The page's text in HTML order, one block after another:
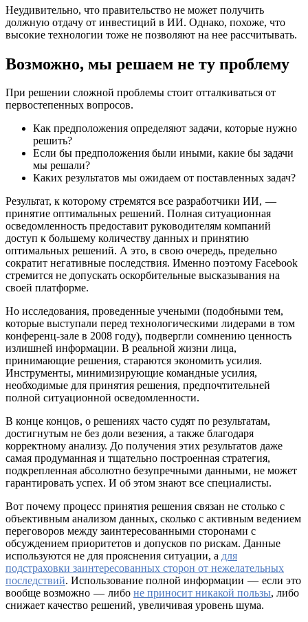
Неудивительно, что правительство не может получить
должную отдачу от инвестиций в ИИ. Однако, похоже, что
высокие технологии тоже не позволяют на нее рассчитывать.
Возможно, мы решаем не ту проблему
При решении сложной проблемы стоит отталкиваться от
первостепенных вопросов.
Как предположения определяют задачи, которые нужно
решить?
Если бы предположения были иными, какие бы задачи
мы решали?
Каких результатов мы ожидаем от поставленных задач?
Результат, к которому стремятся все разработчики ИИ, —
принятие оптимальных решений. Полная ситуационная
осведомленность предоставит руководителям компаний
доступ к большему количеству данных и принятию
оптимальных решений. А это, в свою очередь, предельно
сократит негативные последствия. Именно поэтому Facebook
стремится не допускать оскорбительные высказывания на
своей платформе.
Но исследования, проведенные учеными (подобными тем,
которые выступали перед технологическими лидерами в том
конференц-зале в 2008 году), подвергли сомнению ценность
излишней информации. В реальной жизни лица,
принимающие решения, стараются экономить усилия.
Инструменты, минимизирующие командные усилия,
необходимые для принятия решения, предпочтительней
полной ситуационной осведомленности.
В конце концов, о решениях часто судят по результатам,
достигнутым не без доли везения, а также благодаря
корректному анализу. До получения этих результатов даже
самая продуманная и тщательно построенная стратегия,
подкрепленная абсолютно безупречными данными, не может
гарантировать успех. И об этом знают все специалисты.
Вот почему процесс принятия решения связан не столько с
объективным анализом данных, сколько с активным ведением
переговоров между заинтересованными сторонами с
обсуждением приоритетов и допусков по рискам. Данные
используются не для прояснения ситуации, а для
подстраховки заинтересованных сторон от нежелательных
последствий. Использование полной информации — если это
вообще возможно — либо не приносит никакой пользы, либо
снижает качество решений, увеличивая уровень шума.